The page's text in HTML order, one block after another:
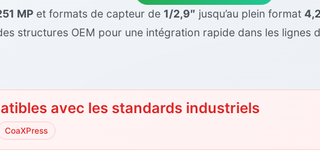
MP et formats de capteur de 1/2,9″ jusqu’au plein format
structures OEM pour une intégration rapide dans les lignes
avec les standards industriels
CoaXPress